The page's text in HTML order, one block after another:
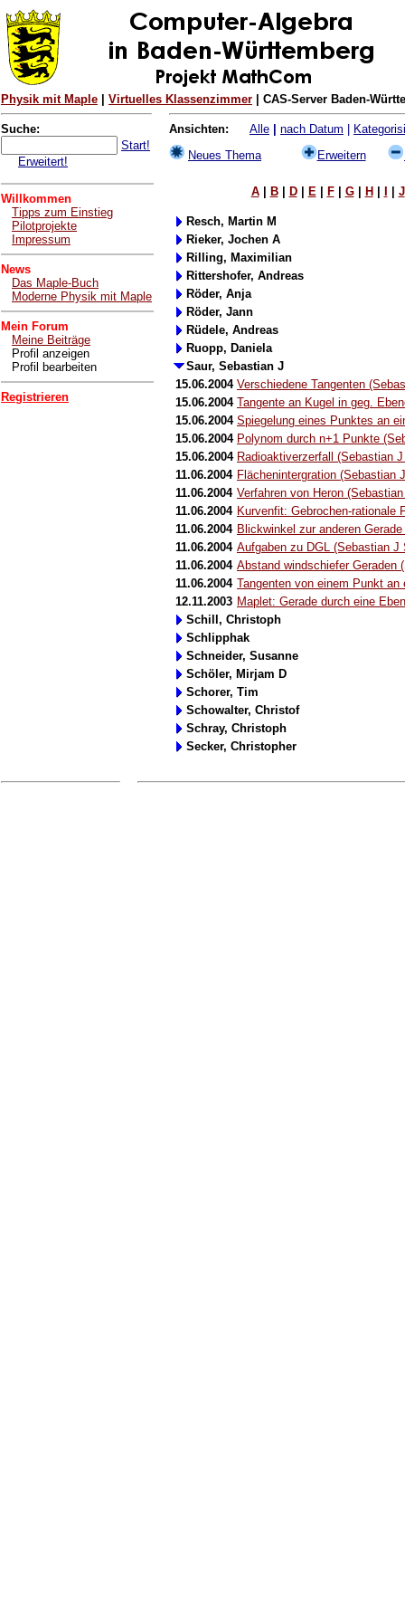
Physik mit Maple Virtuelles Klassenzimmer | CAS-Server Baden-
Suche:
Start!
Erweitert!
Willkommen
Tipps zum Einstieg
Pilotprojekte
Impressum
News
Das Maple-Buch
Moderne Physik mit Maple
Mein Forum
Meine Beiträge
Profil anzeigen
Profil bearbeiten
Registrieren
Ansichten: Alle nach Datum
Neues Thema
Erweitern
A| B| D| E| F| G| H J
Resch, Martin M
Rieker, Jochen A
Rilling, Maximilian
Rittershofer, Andreas
Röder, Anja
Röder, Jann
Rüdele, Andreas
Ruopp, Daniela
Saur, Sebastian J
15.06.2004 Verschiedene Tangenten
15.06.2004 Tangente an Kugel in geg.
15.06.2004 Spiegelung eines Punktes an
15.06.2004 Polynom durch n+1 Punkte
15.06.2004 Radioaktiverzerfall (Sebastian
11.06.2004 Flächenintergration (Sebastian
11.06.2004 Verfahren von Heron
11.06.2004 Kurvenfit: Gebrochen-rationale
11.06.2004 Blickwinkel zur anderen
11.06.2004 Aufgaben zu DGL (Sebastian J
11.06.2004 Abstand windschiefer Geraden
11.06.2004 Tangenten von einem Punkt
12.11.2003 Maplet: Gerade durch eine
Schill, Christoph
Schlipphak
Schneider, Susanne
Schöler, Mirjam D
Schorer, Tim
Schowalter, Christof
Schray, Christoph
Secker, Christopher